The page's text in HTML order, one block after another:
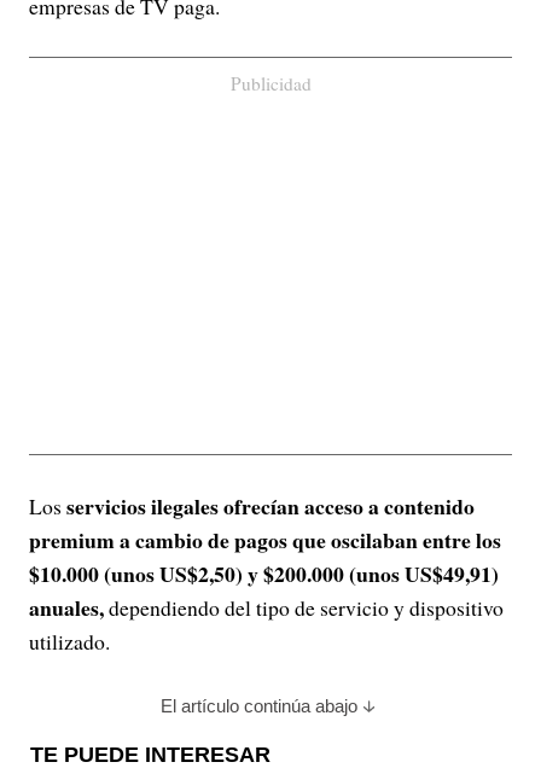
empresas de TV paga.
Publicidad
Los servicios ilegales ofrecían acceso a contenido
premium a cambio de pagos que oscilaban entre los
$10.000 (unos US$2,50) y $200.000 (unos US$49,91)
anuales,dependiendo del tipo de servicio y dispositivo
utilizado.
El artículo continúa abajo
TE PUEDE INTERESAR